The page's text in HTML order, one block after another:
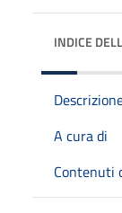
INDICE
A cura di
Contenuti